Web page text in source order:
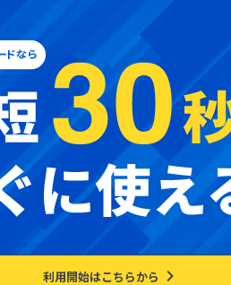
利用開始はこちらから